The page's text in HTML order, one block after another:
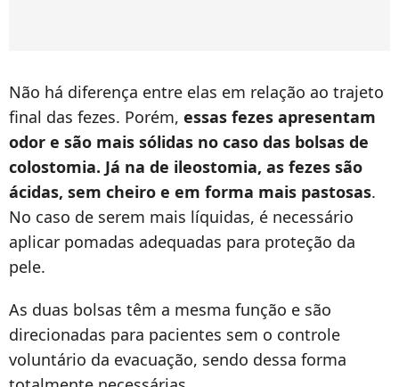
Não há diferença entre elas em relação ao trajeto
final das fezes. Porém, essas fezes apresentam
odor e são mais sólidas no caso das bolsas de
colostomia. Já na de ileostomia, as fezes são
ácidas, sem cheiro e em forma mais pastosas.
No caso de serem mais líquidas, é necessário
aplicar pomadas adequadas para proteção da
pele.
As duas bolsas têm a mesma função e são
direcionadas para pacientes sem o controle
voluntário da evacuação, sendo dessa forma